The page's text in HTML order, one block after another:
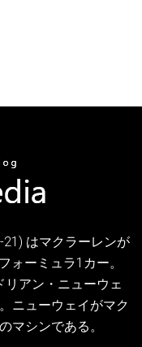
はマクラーレンが
ォーミュラ1カー。
アン・ニューウェ
ニューウェイがマク
マシンである。